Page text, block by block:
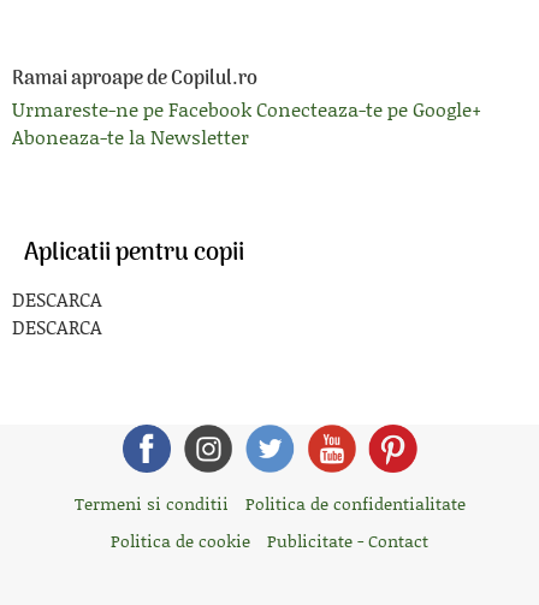
Ramai aproape de Copilul.ro
Urmareste-ne pe FacebookConecteaza-te pe Google+
Aboneaza-te la Newsletter
Aplicatii pentru copii
DESCARCA
DESCARCA
Termeni si conditii
Politica de confidentialitate
Politica de cookie
Publicitate - Contact